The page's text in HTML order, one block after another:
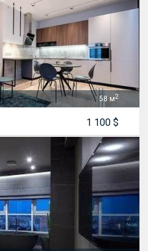
58 м2
1 100 $